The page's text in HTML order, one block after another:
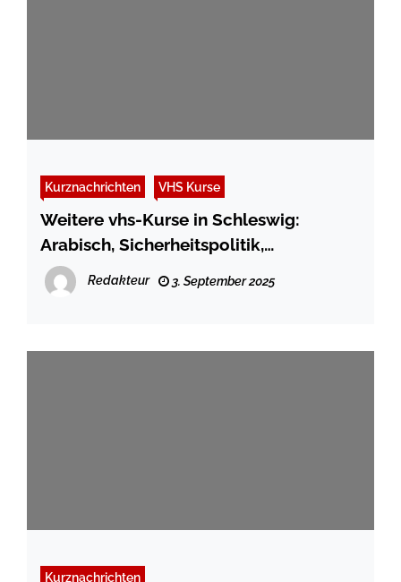
Kurznachrichten VHS Kurse
Weitere vhs-Kurse in Schleswig:
Arabisch, Sicherheitspolitik,
Smartphone und Zumba
Redakteur 3. September 2025
Kurznachrichten